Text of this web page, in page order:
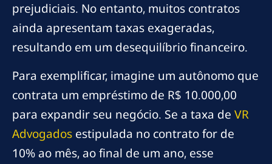
prejudiciais. No entanto, muitos contratos
ainda apresentam taxas exageradas,
resultando em um desequilíbrio financeiro.
Para exemplificar, imagine um autônomo que
contrata um empréstimo de R$ 10.000,00
para expandir seu negócio. Se a taxa de VR
Advogados estipulada no contrato for de
10% ao mês, ao final de um ano, esse